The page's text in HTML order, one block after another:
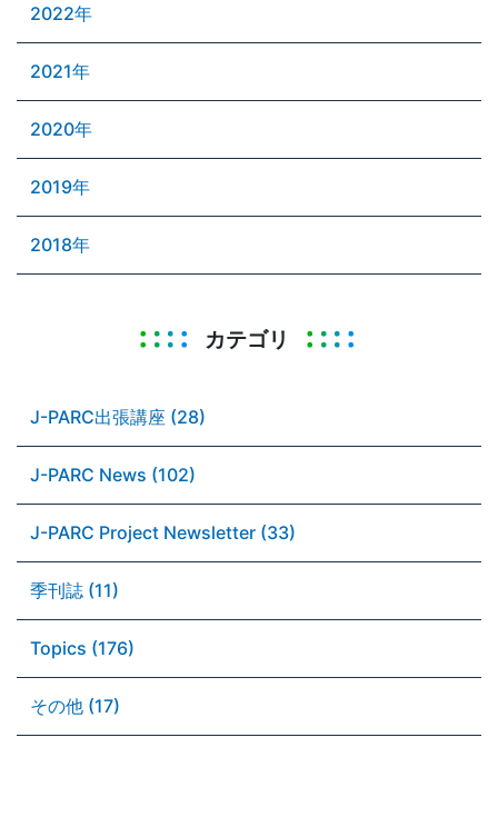
2022年
2021年
2020年
2019年
2018年
カテゴリ
J-PARC出張講座 (28)
J-PARC News (102)
J-PARC Project Newsletter (33)
季刊誌 (11)
Topics (176)
その他 (17)